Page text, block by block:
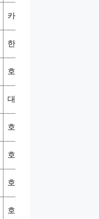
카메룬
한국
호주
대만
호주
호주
호주
호주